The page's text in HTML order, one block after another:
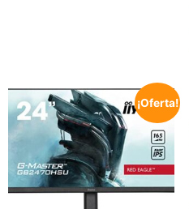
¡Oferta!